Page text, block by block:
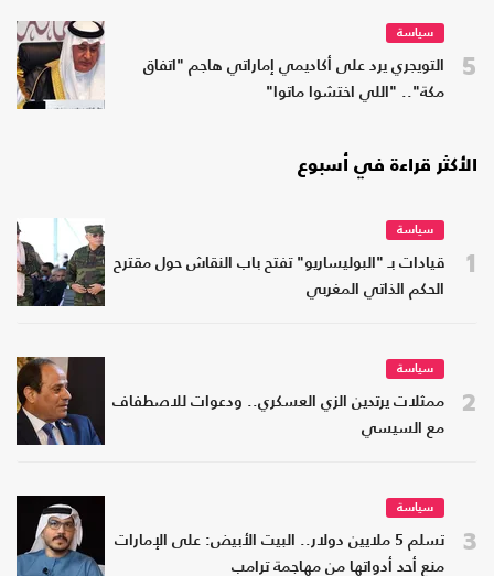
5
سياسة
التويجري يرد على أكاديمي إماراتي هاجم "اتفاق
مكة".. "اللي اختشوا ماتوا"
الأكثر قراءة في أسبوع
1
سياسة
قيادات بـ "البوليساريو" تفتح باب النقاش حول مقترح
الحكم الذاتي المغربي
2
سياسة
ممثلات يرتدين الزي العسكري.. ودعوات للاصطفاف
مع السيسي
3
سياسة
تسلم 5 ملايين دولار.. البيت الأبيض: على الإمارات
منع أحد أدواتها من مهاجمة ترامب